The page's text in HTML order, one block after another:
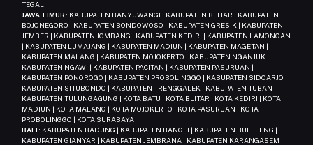
TEGAL
JAWA TIMUR : KABUPATEN BANYUWANGI | KABUPATEN BLITAR | KABUPATEN
BOJONEGORO | KABUPATEN BONDOWOSO | KABUPATEN GRESIK | KABUPATEN
JEMBER | KABUPATEN JOMBANG | KABUPATEN KEDIRI | KABUPATEN LAMONGAN
| KABUPATEN LUMAJANG | KABUPATEN MADIUN | KABUPATEN MAGETAN |
KABUPATEN MALANG | KABUPATEN MOJOKERTO | KABUPATEN NGANJUK |
KABUPATEN NGAWI | KABUPATEN PACITAN | KABUPATEN PASURUAN |
KABUPATEN PONOROGO | KABUPATEN PROBOLINGGO | KABUPATEN SIDOARJO |
KABUPATEN SITUBONDO | KABUPATEN TRENGGALEK | KABUPATEN TUBAN |
KABUPATEN TULUNGAGUNG | KOTA BATU | KOTA BLITAR | KOTA KEDIRI | KOTA
MADIUN | KOTA MALANG | KOTA MOJOKERTO | KOTA PASURUAN | KOTA
PROBOLINGGO | KOTA SURABAYA
BALI : KABUPATEN BADUNG | KABUPATEN BANGLI | KABUPATEN BULELENG |
KABUPATEN GIANYAR | KABUPATEN JEMBRANA | KABUPATEN KARANGASEM |